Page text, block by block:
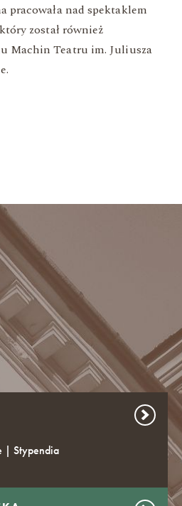
nad spektaklem
został również
Machin Teatru im. Juliusza
| Stypendia